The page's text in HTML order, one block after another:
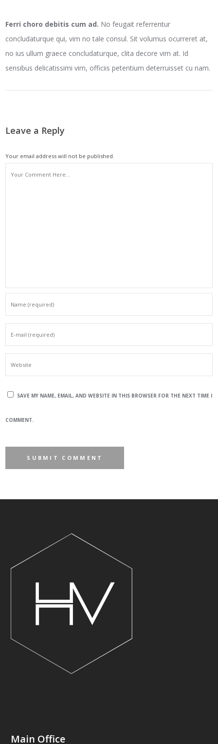
Ferri choro debitis cum ad. No feugait referrentur
concludaturque qui, vim no tale consul. Sit volumus ocurreret at,
no ius ullum graece concludaturque, clita decore vim at. Id
sensibus delicatissimi vim, officiis petentium deterruisset cu nam.
Leave a Reply
Your email address will not be published.
SAVE MY NAME, EMAIL, AND WEBSITE IN THIS BROWSER FOR THE NEXT TIME I
COMMENT.
Main Office